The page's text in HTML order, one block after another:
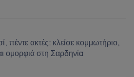
πέντε ακτές: κλείσε κομμωτήριο,
ομορφιά στη Σαρδηνία